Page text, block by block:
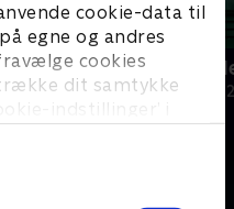
cookie-data til
egne og andres
cookies
dit samtykke
indstillinger’ i
Andrey
2025 • Tennis •